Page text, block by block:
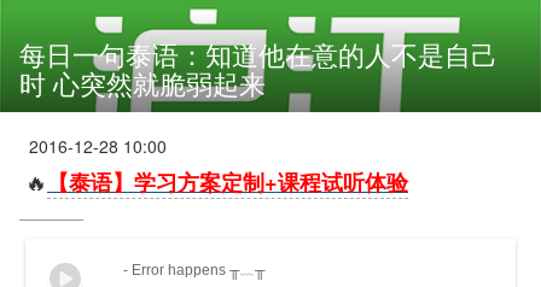
每日一句泰语：知道他在意的人不是自己
时 心突然就脆弱起来
2016-12-28 10:00
🔥 【泰语】学习方案定制+课程试听体验
- Error happens ╥﹏╥